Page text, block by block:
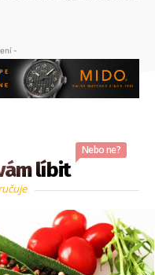
-
líbit
Nebo ne?